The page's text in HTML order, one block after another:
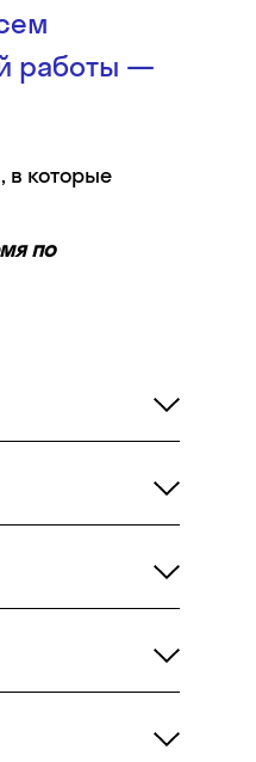
работы —
в которые
по